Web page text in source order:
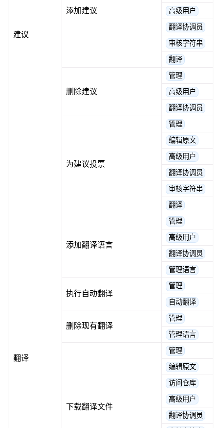
建议
添加建议
高级用户
翻译协调员
审核字符串
翻译
删除建议
管理
高级用户
翻译协调员
为建议投票
管理
编辑原文
高级用户
翻译协调员
审核字符串
翻译
翻译
添加翻译语言
管理
高级用户
翻译协调员
管理语言
执行自动翻译
管理
自动翻译
删除现有翻译
管理
管理语言
下载翻译文件
管理
编辑原文
访问仓库
高级用户
翻译协调员